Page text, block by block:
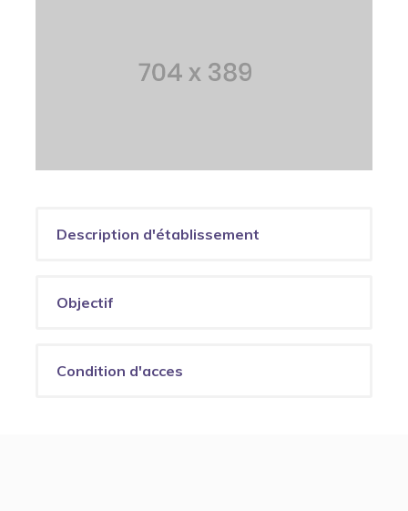
Description d'établissement
Objectif
Condition d'acces